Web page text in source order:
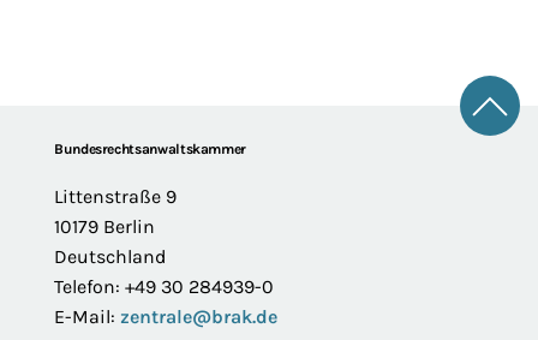
FooterBundesrechtsanwaltskammer
Littenstraße 9
10179 Berlin
Deutschland
Telefon: +49 30 284939-0
E-Mail: zentrale@brak.de